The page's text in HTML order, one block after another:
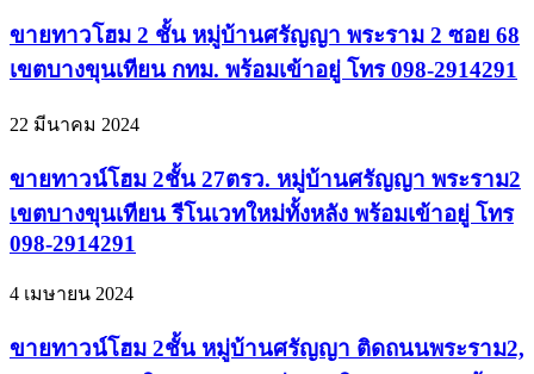
ขายทาวโฮม 2 ชั้น หมู่บ้านศรัญญา พระราม 2 ซอย 68
เขตบางขุนเทียน กทม. พร้อมเข้าอยู่ โทร 098-2914291
22 มีนาคม 2024
ขายทาวน์โฮม 2ชั้น 27ตรว. หมู่บ้านศรัญญา พระราม2
เขตบางขุนเทียน รีโนเวทใหม่ทั้งหลัง พร้อมเข้าอยู่ โทร
098-2914291
4 เมษายน 2024
ขายทาวน์โฮม 2ชั้น หมู่บ้านศรัญญา ติดถนนพระราม2,